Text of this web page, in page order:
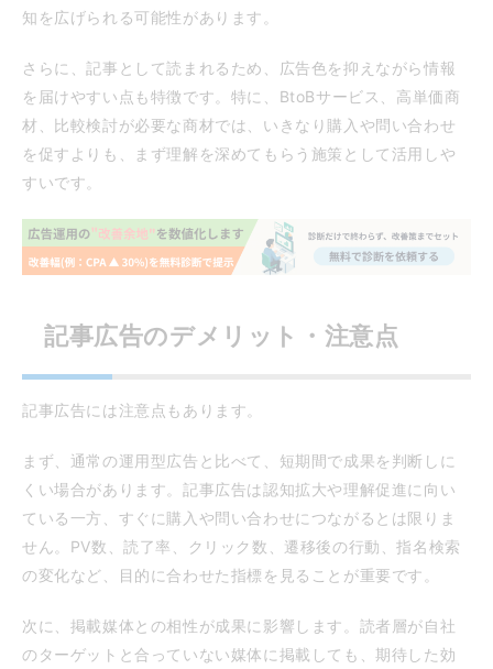
知を広げられる可能性があります。
さらに、記事として読まれるため、広告色を抑えながら情報
を届けやすい点も特徴です。特に、BtoBサービス、高単価商
材、比較検討が必要な商材では、いきなり購入や問い合わせ
を促すよりも、まず理解を深めてもらう施策として活用しや
すいです。
記事広告のデメリット・注意点
記事広告には注意点もあります。
まず、通常の運用型広告と比べて、短期間で成果を判断しに
くい場合があります。記事広告は認知拡大や理解促進に向い
ている一方、すぐに購入や問い合わせにつながるとは限りま
せん。PV数、読了率、クリック数、遷移後の行動、指名検索
の変化など、目的に合わせた指標を見ることが重要です。
次に、掲載媒体との相性が成果に影響します。読者層が自社
のターゲットと合っていない媒体に掲載しても、期待した効